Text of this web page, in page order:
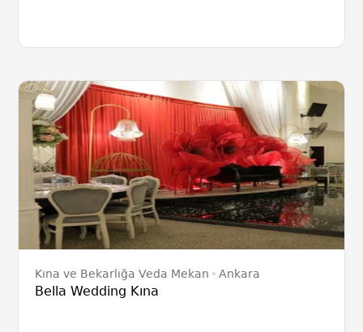
Kına ve Bekarlığa Veda Mekan Ankara
Bella Wedding Kına